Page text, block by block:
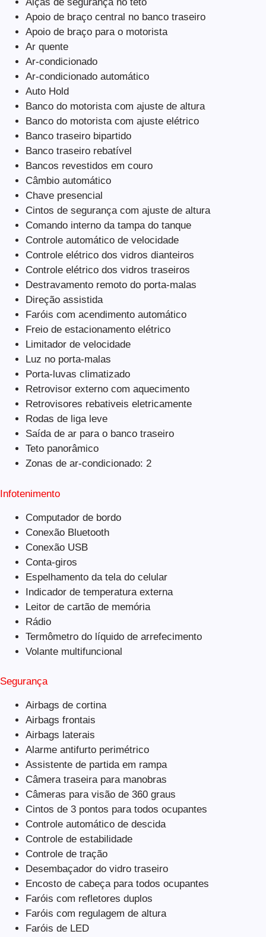
Apoio de braço central no banco traseiro
Apoio de braço para o motorista
Ar quente
Ar-condicionado
Ar-condicionado automático
Auto Hold
Banco do motorista com ajuste de altura
Banco do motorista com ajuste elétrico
Banco traseiro bipartido
Banco traseiro rebatível
Bancos revestidos em couro
Câmbio automático
Chave presencial
Cintos de segurança com ajuste de altura
Comando interno da tampa do tanque
Controle automático de velocidade
Controle elétrico dos vidros dianteiros
Controle elétrico dos vidros traseiros
Destravamento remoto do porta-malas
Direção assistida
Faróis com acendimento automático
Freio de estacionamento elétrico
Limitador de velocidade
Luz no porta-malas
Porta-luvas climatizado
Retrovisor externo com aquecimento
Retrovisores rebativeis eletricamente
Rodas de liga leve
Saída de ar para o banco traseiro
Teto panorâmico
Zonas de ar-condicionado: 2
Infotenimento
Computador de bordo
Conexão Bluetooth
Conexão USB
Conta-giros
Espelhamento da tela do celular
Indicador de temperatura externa
Leitor de cartão de memória
Rádio
Termômetro do líquido de arrefecimento
Volante multifuncional
Segurança
Airbags de cortina
Airbags frontais
Airbags laterais
Alarme antifurto perimétrico
Assistente de partida em rampa
Câmera traseira para manobras
Câmeras para visão de 360 graus
Cintos de 3 pontos para todos ocupantes
Controle automático de descida
Controle de estabilidade
Controle de tração
Desembaçador do vidro traseiro
Encosto de cabeça para todos ocupantes
Faróis com refletores duplos
Faróis com regulagem de altura
Faróis de LED